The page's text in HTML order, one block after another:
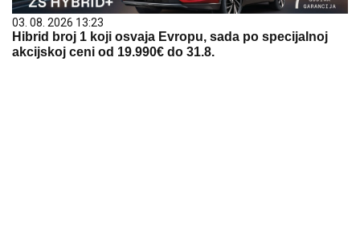
03. 08. 2026 13:23
Hibrid broj 1 koji osvaja Evropu, sada po specijalnoj
akcijskoj ceni od 19.990€ do 31.8.